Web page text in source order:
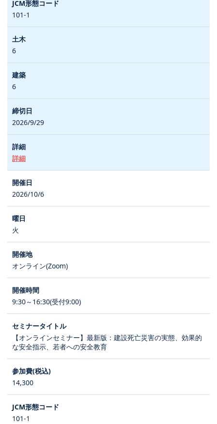
101-1
6
6
2026/9/29
詳細
2026/10/6
火
オンライン(Zoom)
9:30～16:30(受付9:00)
【オンラインセミナー】最新版：建設死亡災害の実態、効果的
な安全指示、若者への安全教育
14,300
101-1